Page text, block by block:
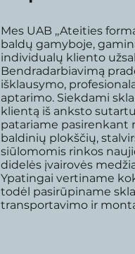
Mes UAB ,,Ateities
baldų gamyboje,
individualų kliento
Bendradarbiavimą
išklausymo,
aptarimo. Siekdami
klientą iš anksto
patariame pasirenkant
baldinių plokščių,
siūlomomis rinkos
didelės įvairovės
Ypatingai vertiname
todėl pasirūpiname
transportavimo ir